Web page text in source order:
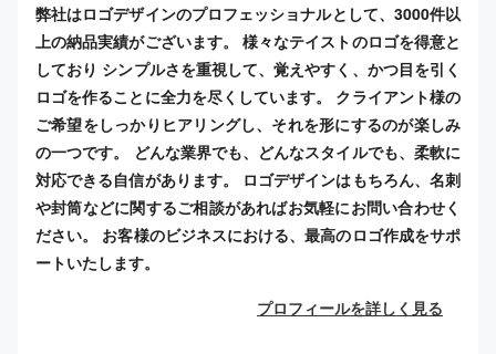
弊社はロゴデザインのプロフェッショナルとして、3000件以
上の納品実績がございます。 様々なテイストのロゴを得意と
しており シンプルさを重視して、覚えやすく、かつ目を引く
ロゴを作ることに全力を尽くしています。 クライアント様の
ご希望をしっかりヒアリングし、それを形にするのが楽しみ
の一つです。 どんな業界でも、どんなスタイルでも、柔軟に
対応できる自信があります。 ロゴデザインはもちろん、名刺
や封筒などに関するご相談があればお気軽にお問い合わせく
ださい。 お客様のビジネスにおける、最高のロゴ作成をサポ
ートいたします。
プロフィールを詳しく見る